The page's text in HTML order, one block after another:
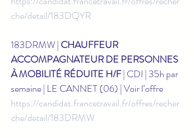
che/detail/183DQYR
183DRMW | CHAUFFEUR
ACCOMPAGNATEUR DE PERSONNES
À MOBILITÉ RÉDUITE H/F | CDI | 35h par
semaine | LE CANNET (06) | Voir l’offre
https://candidat.francetravail.fr/offres/recher
che/detail/183DRMW